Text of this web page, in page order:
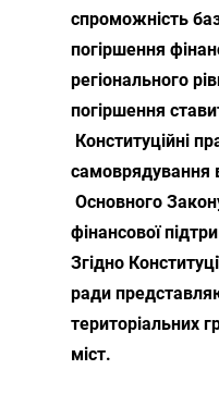
спроможність
погіршення
регіонального
погіршення
Конституційні
самоврядування
Основного
фінансової
Згідно
ради
територіальних
міст.